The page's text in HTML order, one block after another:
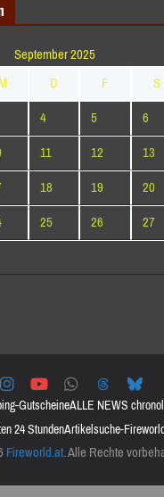
September 2025
M D F S
4 5 6
11 12 13
18 19 20
25 26 27
GutscheineALLE NEWS
24 StundenArtikelsuche-
Fireworld.at. Alle Rechte